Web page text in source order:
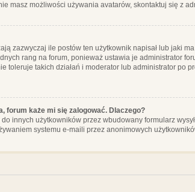
masz możliwości używania avatarów, skontaktuj się z
zazwyczaj ile postów ten użytkownik napisał lub jaki
rang na forum, ponieważ ustawia je administrator
toleruje takich działań i moderator lub administrator po
forum każe mi się zalogować. Dlaczego?
innych użytkowników przez wbudowany formularz
systemu e-maili przez anonimowych